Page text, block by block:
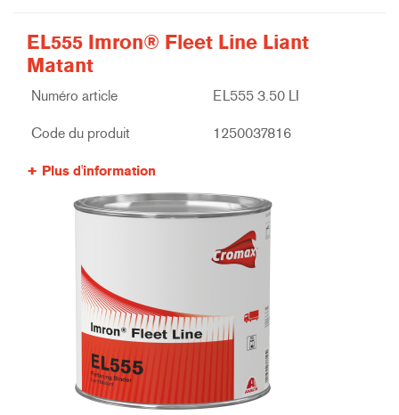
EL555 Imron® Fleet Line Liant
Matant
Numéro article EL555 3.50 LI
Code du produit 1250037816
Plus d'information